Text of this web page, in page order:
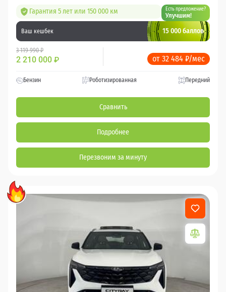
Гарантия 5 лет или 150 000 км Есть предложение?
Улучшим!
Ваш кешбек 15 000 баллов
3 119 990 ₽
2 210 000 ₽ от 32 484 ₽/мес
Бензин Роботизированная Передний
Сравнить
Подробнее
Перезвоним за минуту